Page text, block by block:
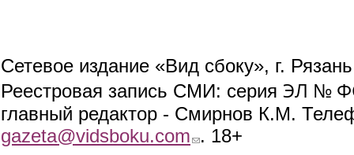
Сетевое издание «Вид сбоку», г.
Реестровая запись СМИ: серия ЭЛ №
главный редактор - Смирнов К.М.
gazeta@vidsboku.com (link sends e-mail)
. 18+